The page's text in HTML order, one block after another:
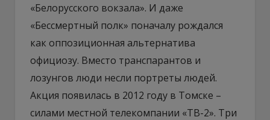
«Белорусского вокзала». И даже
«Бессмертный полк» поначалу рождался
как оппозиционная альтернатива
официозу. Вместо транспарантов и
лозунгов люди несли портреты людей.
Акция появилась в 2012 году в Томске –
силами местной телекомпании «ТВ-2». Три